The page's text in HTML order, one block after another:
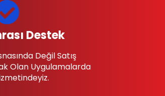
Destek
Değil Satış
Olan Uygulamalarda